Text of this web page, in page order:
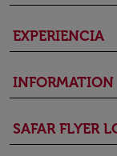
EXPERIENCIA
INFORMATION
SAFAR FLYER